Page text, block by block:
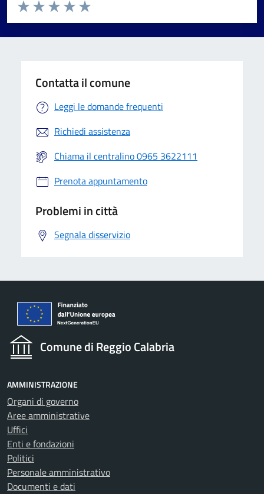
Valuta da 1 a 5 stelle la pagina
Valuta 5 stelle su 5
Valuta 4 stelle su 5
Valuta 3 stelle su 5
Valuta 2 stelle su 5
Valuta 1 stelle su 5
Contatta il comune
Leggi le domande frequenti
Richiedi assistenza
Chiama il centralino 0965 3622111
Prenota appuntamento
Problemi in città
Segnala disservizio
Comune di Reggio Calabria
AMMINISTRAZIONE
Organi di governo
Aree amministrative
Uffici
Enti e fondazioni
Politici
Personale amministrativo
Documenti e dati